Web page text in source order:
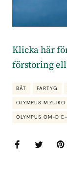
Klicka här
förstoring
BÅT FARTYG
OLYMPUS
OLYMPUS OM-D